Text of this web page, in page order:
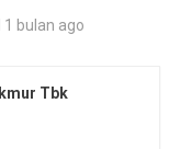
1 bulan ago
Tbk